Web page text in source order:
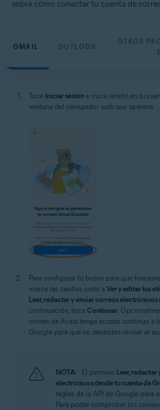
sobre cómo conectar tu cuenta de
GMAIL OUTLOOK
OTROS
Toca Iniciar sesión e inicia sesión en tu
ventana del navegador web que aparece.
Para configurar tu buzón para que
marca las casillas junto a Ver y editar tus
Leer, redactar y enviar correos
continuación, toca Continuar .
correo de Avast tenga acceso continuo a
Google para que no necesites revisar el
NOTA: El permiso Leer, redactar
electrónicos desde tu cuenta de
reglas de la API de Google para
Para poder comprobar los